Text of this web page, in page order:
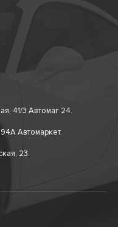
41/3 Автомаг 24.
Автомаркет.
23.